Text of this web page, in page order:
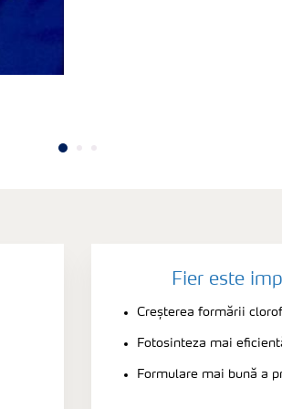
Fier este
Creșterea formării
Fotosinteza mai
Formulare mai bună a